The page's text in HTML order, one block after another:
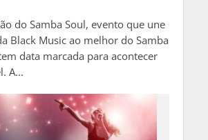
do Samba Soul, evento que une
Black Music ao melhor do Samba
data marcada para acontecer
A...